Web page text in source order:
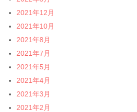
2021年12月
2021年10月
2021年8月
2021年7月
2021年5月
2021年4月
2021年3月
2021年2月